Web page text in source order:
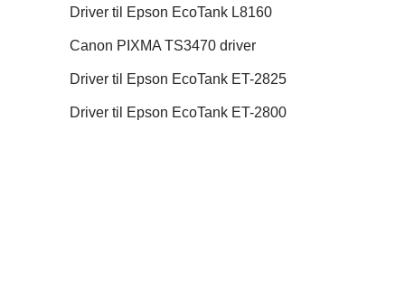
Driver til Epson EcoTank L8160
Canon PIXMA TS3470 driver
Driver til Epson EcoTank ET-2825
Driver til Epson EcoTank ET-2800